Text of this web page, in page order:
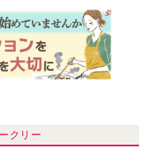
クリー